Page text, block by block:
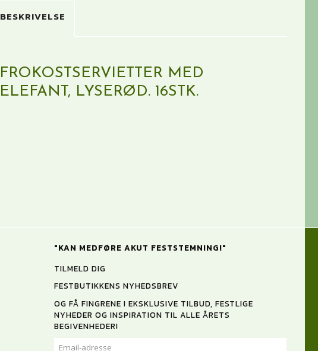
BESKRIVELSE
FROKOSTSERVIETTER MED
ELEFANT, LYSERØD. 16STK.
"KAN MEDFØRE AKUT FESTSTEMNING!"
TILMELD DIG
FESTBUTIKKENS NYHEDSBREV
OG FÅ FINGRENE I EKSKLUSIVE TILBUD, FESTLIGE
NYHEDER OG INSPIRATION TIL ALLE ÅRETS
BEGIVENHEDER!
EMAIL-